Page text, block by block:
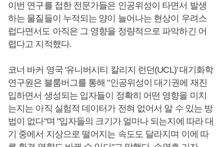
이번 연구를 접한 전문가들은 인공위성이 타면서 발생
하는 물질들이 누적되는 양이 늘어나는 현상이 우려스
럽다면서도 아직은 그 영향을 정량적으로 파악하긴 어
렵다고 지적했다.
코너 바커 영국 '유니버시티 칼리지 런던(UCL)' 대기화학
연구원은 블룸버그를 통해 "인공위성이 대기권에 재진
입하면서 생성되는 입자들이 정확히 어떤 영향을 미치
는지는 아직 실험적 데이터가 전혀 없어서 알 수 있는 방
법이 없다"며 "입자들의 크기가 얼마나 되는지에 따라 대
기 중에서 지상으로 떨어지는 속도도 달라지며 이에 따